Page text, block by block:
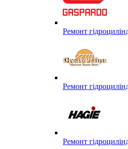
Ремонт
Ремонт
Ремонт